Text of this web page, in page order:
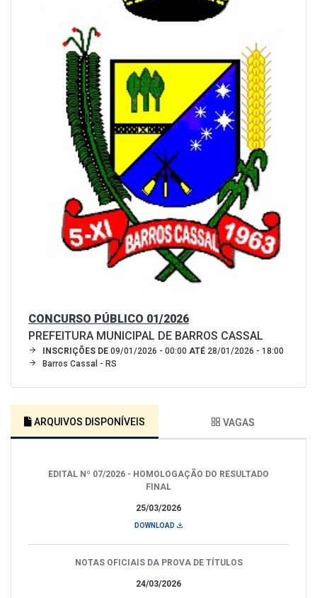
CONCURSO PÚBLICO 01/2026
PREFEITURA MUNICIPAL DE BARROS CASSAL
INSCRIÇÕES DE 09/01/2026 - 00:00 ATÉ 28/01/2026 - 18:00
Barros Cassal - RS
ARQUIVOS DISPONÍVEIS VAGAS
25/03/2026
EDITAL Nº 07/2026 - HOMOLOGAÇÃO DO RESULTADO
FINAL
DOWNLOAD
24/03/2026
NOTAS OFICIAIS DA PROVA DE TÍTULOS